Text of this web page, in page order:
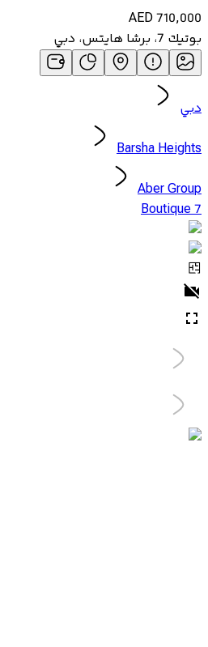
AED710,000
بوتيك 7، برشا هايتس، دبي
دبي
Barsha Heights
Aber Group
Boutique 7